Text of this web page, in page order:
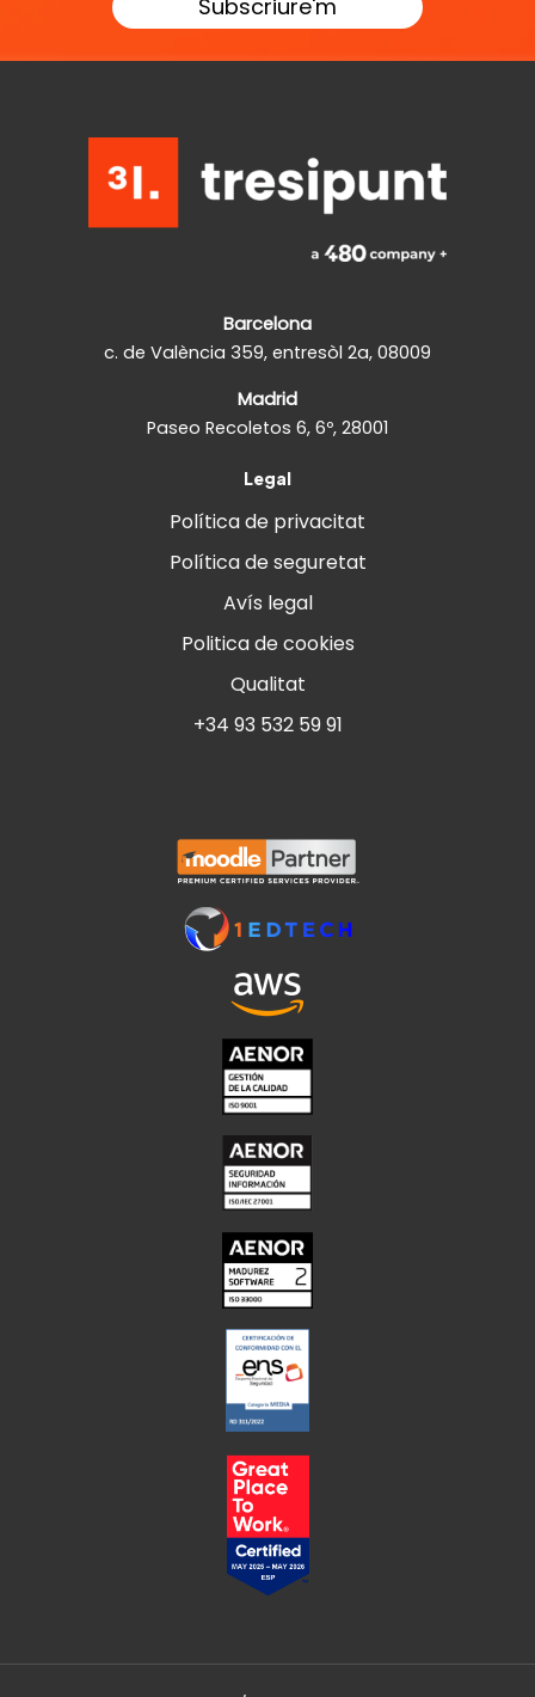
Barcelona
c. de València 359, entresòl 2a, 08009
Madrid
Paseo Recoletos 6, 6º, 28001
Legal
Política de privacitat
Política de seguretat
Avís legal
Politica de cookies
Qualitat
+34 93 532 59 91